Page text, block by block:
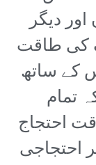
دیگر
کی طاقت
کے ساتھ
تمام
احتجاج
احتجاجی